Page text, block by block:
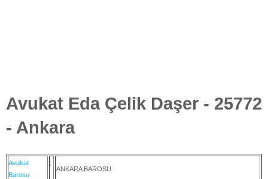
Avukat Eda Çelik Daşer - 25772
- Ankara
Avukat
Barosu
:
ANKARA BAROSU